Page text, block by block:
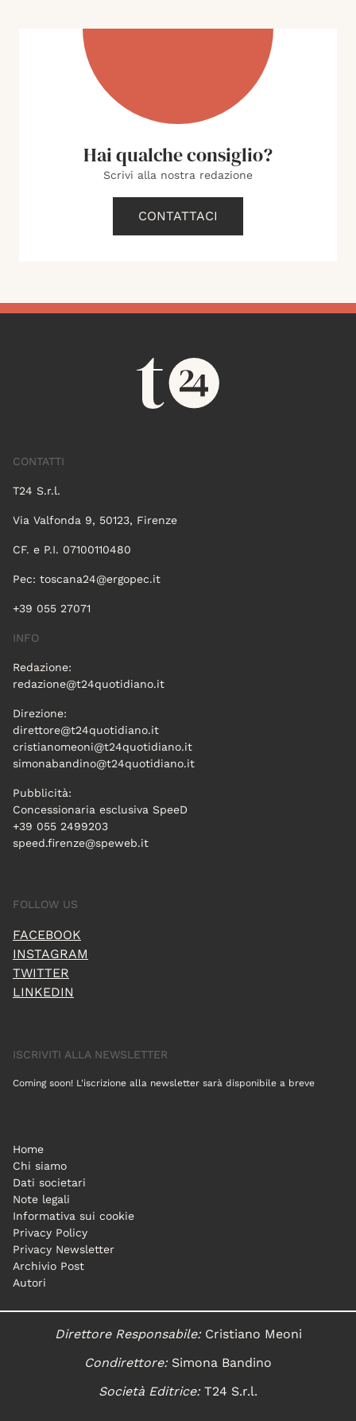
Hai qualche consiglio?
Scrivi alla nostra redazione
CONTATTACI
CONTATTI
T24 S.r.l.
Via Valfonda 9, 50123, Firenze
CF. e P.I. 07100110480
Pec: toscana24@ergopec.it
+39 055 27071
INFO
Redazione:
redazione@t24quotidiano.it
Direzione:
direttore@t24quotidiano.it
cristianomeoni@t24quotidiano.it
simonabandino@t24quotidiano.it
Pubblicità:
Concessionaria esclusiva SpeeD
+39 055 2499203
speed.firenze@speweb.it
FOLLOW US
FACEBOOK
INSTAGRAM
TWITTER
LINKEDIN
ISCRIVITI ALLA NEWSLETTER
Coming soon! L'iscrizione alla newsletter sarà disponibile a breve
Home
Chi siamo
Dati societari
Note legali
Informativa sui cookie
Privacy Policy
Privacy Newsletter
Archivio Post
Autori
Direttore Responsabile:Cristiano Meoni
Condirettore:Simona Bandino
Società Editrice:T24 S.r.l.